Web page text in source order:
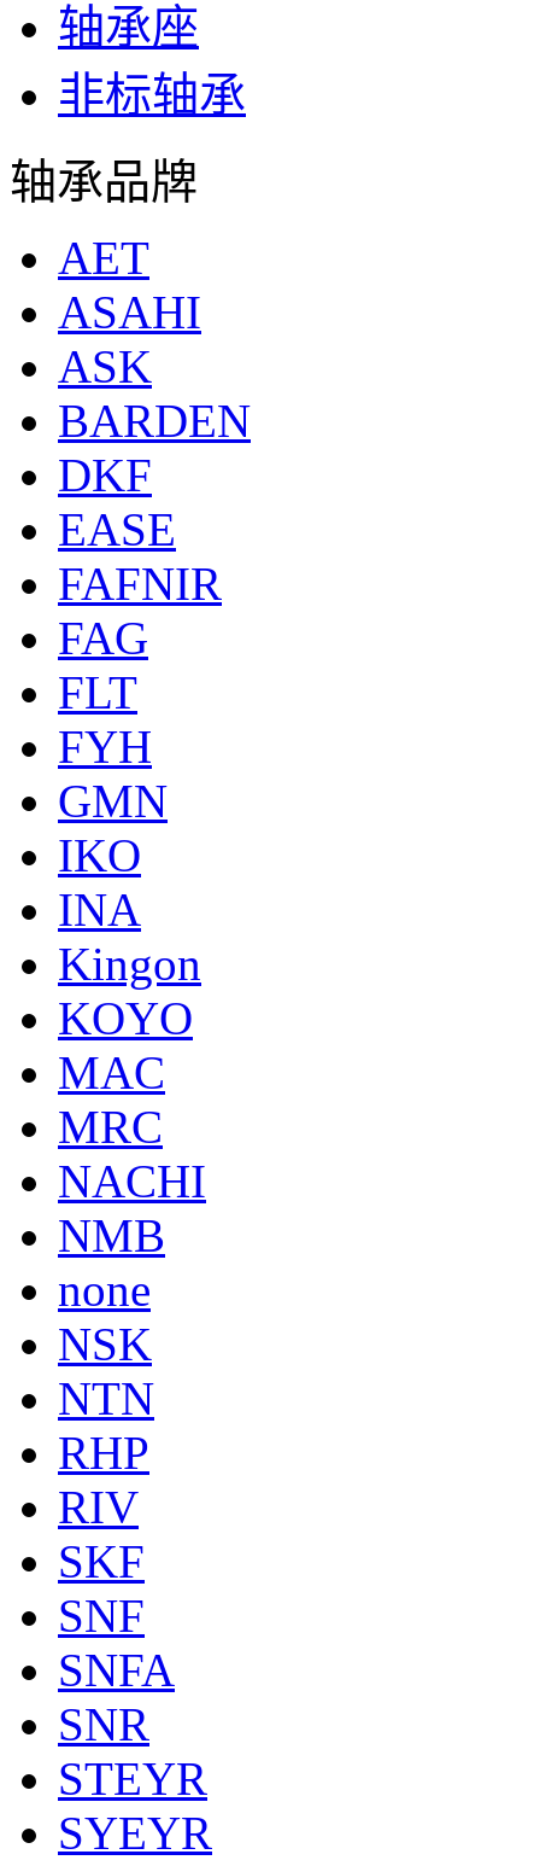
轴承座
非标轴承
轴承品牌
AET
ASAHI
ASK
BARDEN
DKF
EASE
FAFNIR
FAG
FLT
FYH
GMN
IKO
INA
Kingon
KOYO
MAC
MRC
NACHI
NMB
none
NSK
NTN
RHP
RIV
SKF
SNF
SNFA
SNR
STEYR
SYEYR